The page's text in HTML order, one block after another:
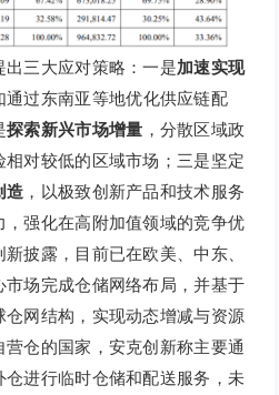
三大应对策略：一是加速实现
通过东南亚等地优化供应链配
探索新兴市场增量 ，分散区域政
对较低的区域市场；三是坚定
造 ，以极致创新产品和技术服务
强化在高附加值领域的竞争优
披露，目前已在欧美、中东、
场完成仓储网络布局，并基于
网结构，实现动态增减与资源
仓的国家，安克创新称主要通
进行临时仓储和配送服务，未